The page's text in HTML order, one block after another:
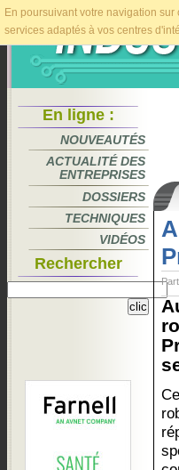
En poursuivant votre navigation
services adaptés à vos centres
En ligne :
NOUVEAUTÉS
ACTUALITÉ DES
ENTREPRISES
DOSSIERS
TECHNIQUES
VIDÉOS
Rechercher